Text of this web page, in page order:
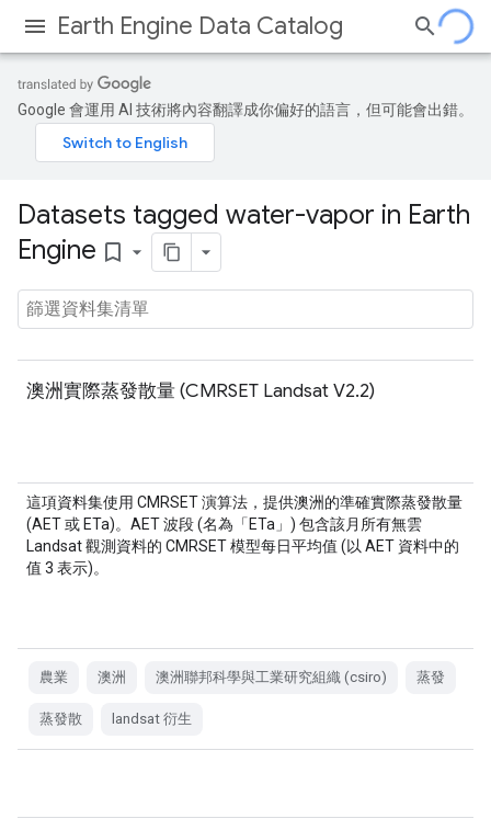
Earth Engine Data Catalog
Google 會運用 AI 技術將內容翻譯成你偏好的語言，但可能會出錯。
Datasets tagged water-vapor in Earth
Engine bookmark_border
澳洲實際蒸發散量 (CMRSET Landsat V2.2)
這項資料集使用 CMRSET 演算法，提供澳洲的準確實際蒸發散量
(AET 或 ETa)。AET 波段 (名為「ETa」) 包含該月所有無雲
Landsat 觀測資料的 CMRSET 模型每日平均值 (以 AET 資料中的
值 3 表示)。
農業 澳洲 澳洲聯邦科學與工業研究組織 (csiro) 蒸發
蒸發散 landsat 衍生